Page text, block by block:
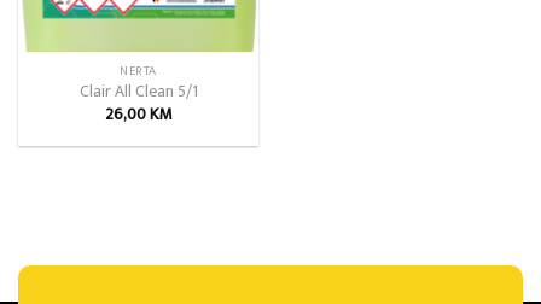
NERTA
Clair All Clean 5/1
26,00KM